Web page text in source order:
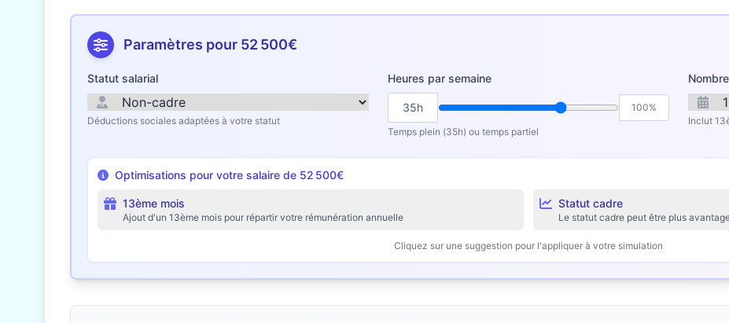
Paramètres pour 52 500€
Statut salarial
Déductions sociales adaptées à votre statut
Heures par semaine
35h 100%
Temps plein (35h) ou temps partiel
Inclut
Optimisations pour votre salaire de 52 500€
13ème mois
Ajout d'un 13ème mois pour répartir votre rémunération annuelle
Statut cadre
Le statut cadre peut être plus
Cliquez sur une suggestion pour l'appliquer à votre simulation